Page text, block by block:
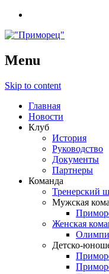
Menu
Skip to content
Главная
Новости
Клуб
История
Руководство
Документы
Партнеры
Команда
Тренерский
Мужская
Женская
Детско-